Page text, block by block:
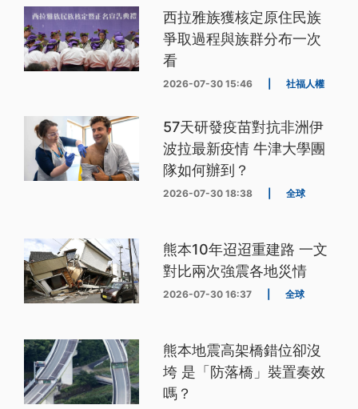
西拉雅族獲核定原住民族
爭取過程與族群分布一次
看
2026-07-30 15:46 社福人權
57天研發疫苗對抗非洲伊
波拉最新疫情 牛津大學團
隊如何辦到？
2026-07-30 18:38 全球
熊本10年迢迢重建路 一文
對比兩次強震各地災情
2026-07-30 16:37 全球
熊本地震高架橋錯位卻沒
垮 是「防落橋」裝置奏效
嗎？